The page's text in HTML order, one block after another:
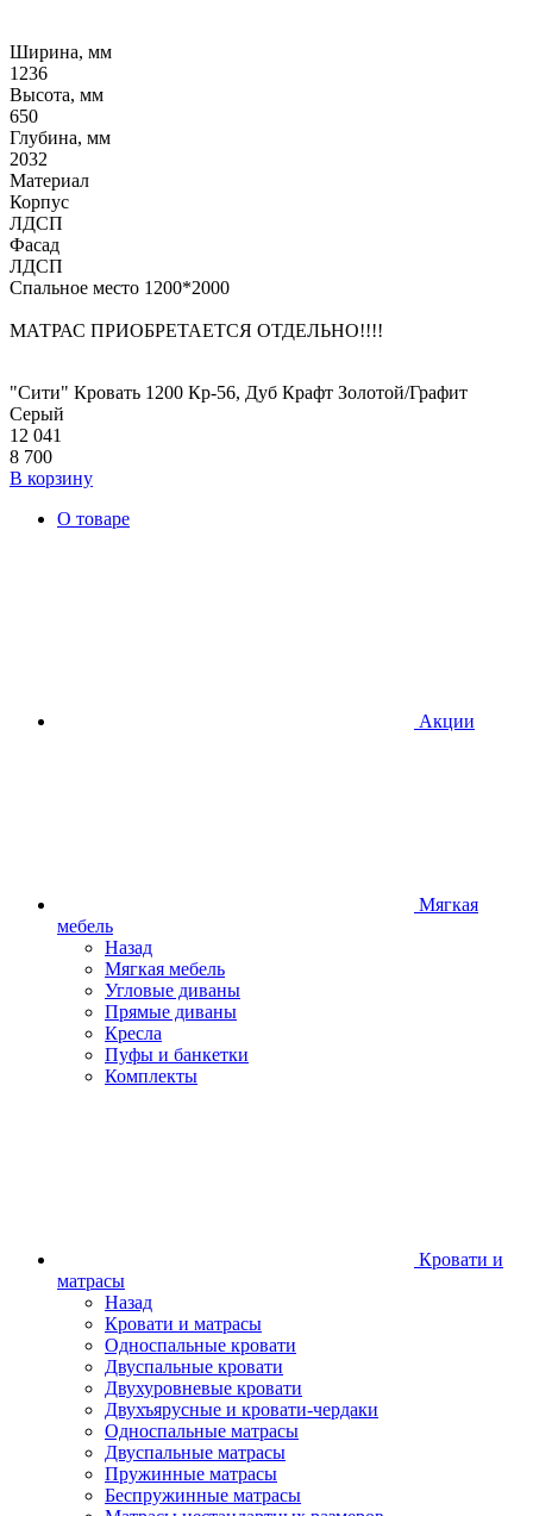
Ширина, мм
1236
Высота, мм
650
Глубина, мм
2032
Материал
Корпус
ЛДСП
Фасад
ЛДСП
Спальное место 1200*2000
МАТРАС ПРИОБРЕТАЕТСЯ ОТДЕЛЬНО!!!!
"Сити" Кровать 1200 Кр-56, Дуб Крафт Золотой/Графит
Серый
12 041
8 700
В корзину
О товаре
Акции
Мягкая
мебель
Назад
Мягкая мебель
Угловые диваны
Прямые диваны
Кресла
Пуфы и банкетки
Комплекты
Кровати и
матрасы
Назад
Кровати и матрасы
Односпальные кровати
Двуспальные кровати
Двухуровневые кровати
Двухъярусные и кровати-чердаки
Односпальные матрасы
Двуспальные матрасы
Пружинные матрасы
Беспружинные матрасы